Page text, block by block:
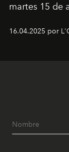
martes 15 de
16.04.2025 por